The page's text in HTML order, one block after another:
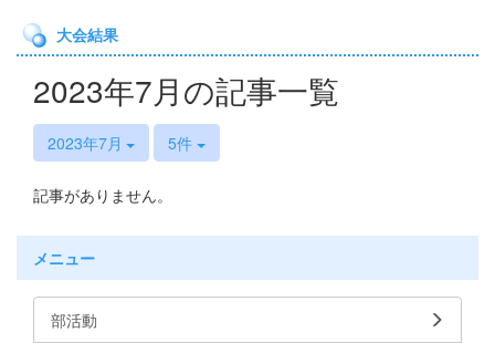
u
s
大会結果
2023年7月の記事一覧
2023年7月 5件
記事がありません。
メニュー
部活動